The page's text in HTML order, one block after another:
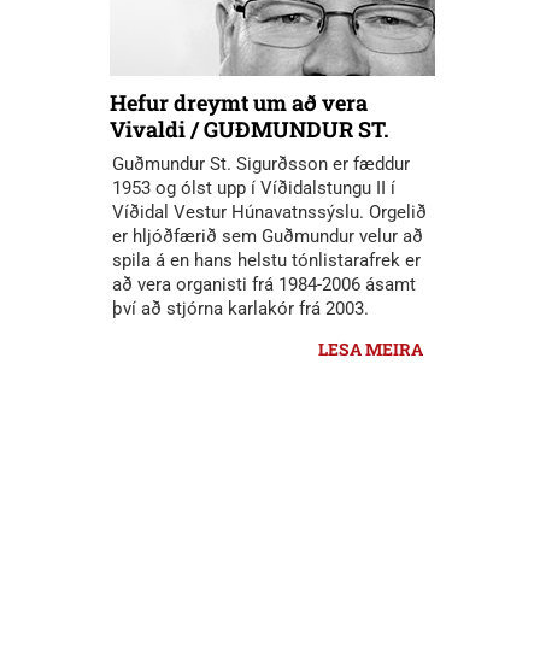
Hefur dreymt um að vera
Vivaldi / GUÐMUNDUR ST.
Guðmundur St. Sigurðsson er fæddur
1953 og ólst upp í Víðidalstungu II í
Víðidal Vestur Húnavatnssýslu. Orgelið
er hljóðfærið sem Guðmundur velur að
spila á en hans helstu tónlistarafrek er
að vera organisti frá 1984-2006 ásamt
því að stjórna karlakór frá 2003.
LESA MEIRA